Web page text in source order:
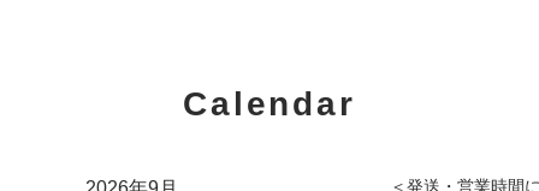
Calendar
＜発送・営業時間